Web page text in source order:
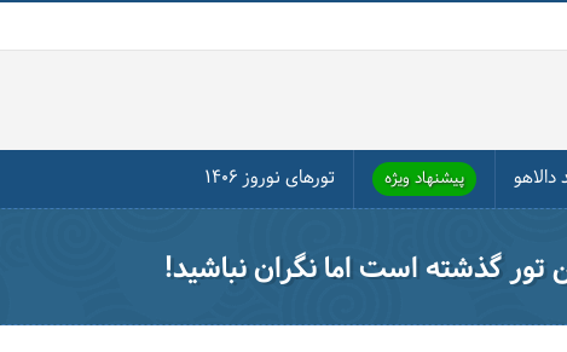
پیشنهاد ویژه تورهای نوروز ۱۴۰۶
تور گذشته است اما نگران نباشید!